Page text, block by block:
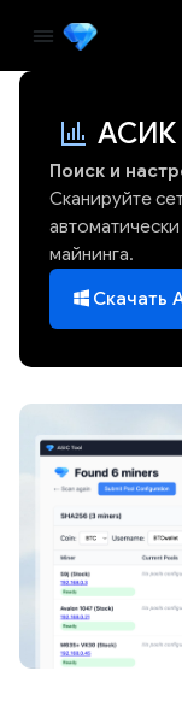
АСИК
Поиск и
Сканируйте
майнинга.
Скачать